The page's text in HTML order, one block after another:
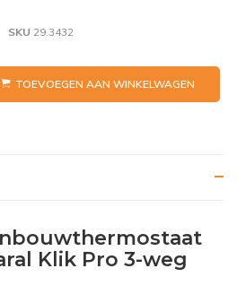
SKU 29.3432
TOEVOEGEN AAN WINKELWAGEN
(NL)
Klik Pro 3-weg